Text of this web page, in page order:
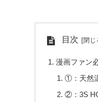
目次
漫画ファン
①：天然
②：3S